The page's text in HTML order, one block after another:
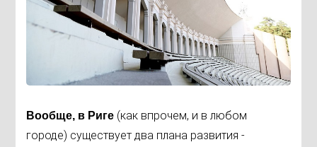
Вообще, в Риге (как впрочем, и в любом
городе) существует два плана развития -